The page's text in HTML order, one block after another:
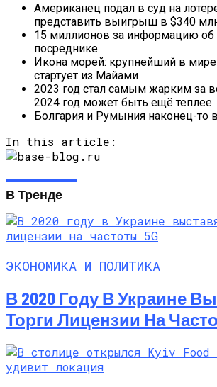
Американец подал в суд на
представить выигрыш в $340
15 миллионов за информацию об
посреднике
Икона морей: крупнейший в
стартует из Майами
2023 год стал самым жарким за
2024 год может быть ещё теплее
Болгария и Румыния наконец-то
In this article:
В Тренде
ЭКОНОМИКА И ПОЛИТИКА
В 2020 Году В Украине
Торги Лицензии На